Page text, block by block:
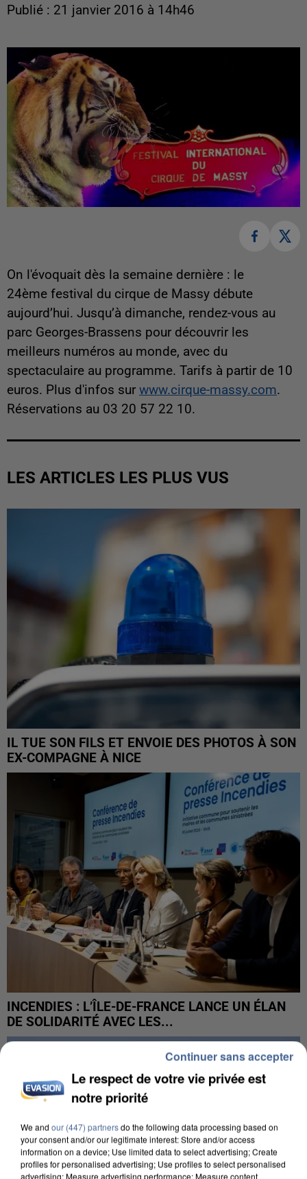
Publié : 21 janvier 2016 à 14h46
On l'évoquait dès la semaine dernière : le
24ème festival du cirque de Massy débute
aujourd’hui. Jusqu’à dimanche, rendez-vous au
parc Georges-Brassens pour découvrir les
meilleurs numéros au monde, avec du
spectaculaire au programme. Tarifs à partir de 10
euros. Plus d'infos sur www.cirque-massy.com.
Réservations au 03 20 57 22 10.
LES ARTICLES LES PLUS VUS
IL TUE SON FILS ET ENVOIE DES PHOTOS À SON
EX-COMPAGNE À NICE
INCENDIES : L’ÎLE-DE-FRANCE LANCE UN ÉLAN
DE SOLIDARITÉ AVEC LES...
Le respect de votre vie privée est
notre priorité
We and our (447) partnersdo the following data processing based on
your consent and/or our legitimate interest: Store and/or access
information on a device; Use limited data to select advertising; Create
profiles for personalised advertising; Use profiles to select personalised
advertising; Measure advertising performance; Measure content
Continuer sans accepter